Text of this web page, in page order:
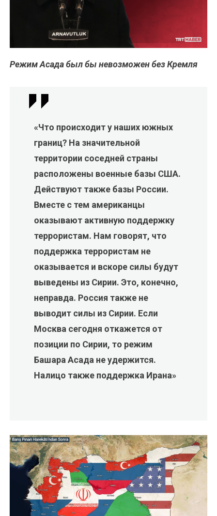
Режим Асада был бы невозможен без Кремля
«Что происходит у наших южных
границ? На значительной
территории соседней страны
расположены военные базы США.
Действуют также базы России.
Вместе с тем американцы
оказывают активную поддержку
террористам. Нам говорят, что
поддержка террористам не
оказывается и вскоре силы будут
выведены из Сирии. Это, конечно,
неправда. Россия также не
выводит силы из Сирии. Если
Москва сегодня откажется от
позиции по Сирии, то режим
Башара Асада не удержится.
Налицо также поддержка Ирана»